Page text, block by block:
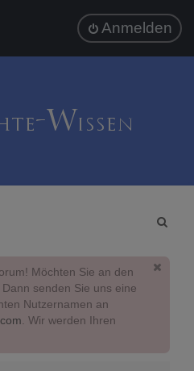
Anmelden
Möchten Sie an den
senden Sie uns eine
Nutzernamen an
. Wir werden Ihren